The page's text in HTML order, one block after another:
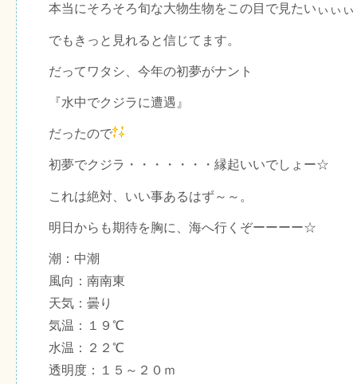
本当にそろそろ旬な大物生物をこの目で見たいぃぃ
でもきっと見れると信じてます。
だってワタシ、今年の初夢がナント
『水中でクジラに遭遇』
だったので
初夢でクジラ・・・・・・・縁起いいでしょー☆
これは絶対、いい事あるはず～～。
明日からも期待を胸に、海へ行くぞーーーー☆
潮：中潮
風向：南南東
天気：曇り
気温：１９℃
水温：２２℃
透明度：１５～２０ｍ